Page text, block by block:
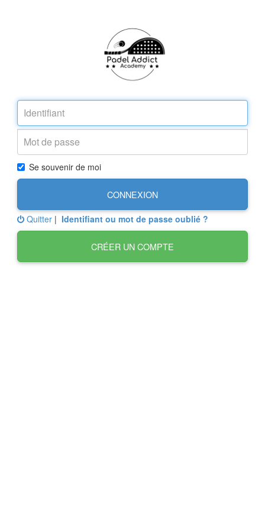
Se souvenir de moi
CONNEXION
Quitter | Identifiant ou mot de passe oublié ?
CRÉER UN COMPTE